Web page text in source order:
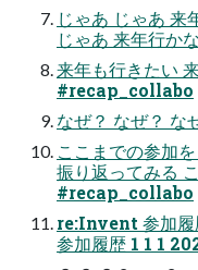
じゃあ じゃあ 来
じゃあ 来年行
来年も行きたい
#recap_collabo
なぜ？ なぜ？
ここまでの参加
振り返ってみる
#recap_collabo
re:Invent 参加
参加履歴 1 1 1